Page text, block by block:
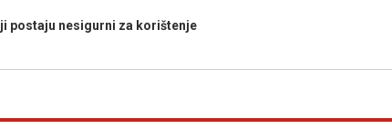
postaju nesigurni za korištenje